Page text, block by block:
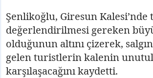
Şenlikoğlu, Giresun Kalesi’nde
değerlendirilmesi gereken
olduğunun altını çizerek,
gelen turistlerin kalenin
karşılaşacağını kaydetti.